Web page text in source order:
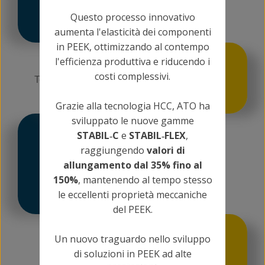
Questo processo innovativo
aumenta l'elasticità dei componenti
in PEEK, ottimizzando al contempo
l'efficienza produttiva e riducendo i
costi complessivi.
Grazie alla tecnologia HCC, ATO ha
sviluppato le nuove gamme
STABIL‑C e STABIL‑FLEX,
raggiungendo valori di
allungamento dal 35% fino al
150%, mantenendo al tempo stesso
le eccellenti proprietà meccaniche
del PEEK.
Un nuovo traguardo nello sviluppo
di soluzioni in PEEK ad alte
garantiscono tolleranze ristrette.
EFFICIENZA
Tempi di consegna rapidi per soddisfare le
TRACCIABILITÀ
Completa tracciabilità di ogni commessa,
attraverso un sistema di codici a barre, a
partire dalla materia prima utilizzata fino
alla conclusione del processo produttivo.
CONTROLLO
Strumentazione all’avanguardia utile alla